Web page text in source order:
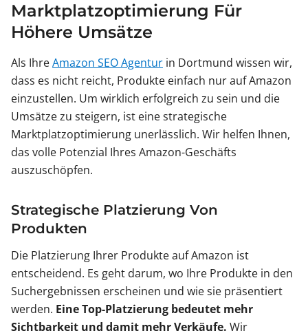
Marktplatzoptimierung Für
Höhere Umsätze
Als IhreAmazon SEO Agentur in Dortmund wissen wir,
dass es nicht reicht, Produkte einfach nur auf Amazon
einzustellen. Um wirklich erfolgreich zu sein und die
Umsätze zu steigern, ist eine strategische
Marktplatzoptimierung unerlässlich. Wir helfen Ihnen,
das volle Potenzial Ihres Amazon-Geschäfts
auszuschöpfen.
Strategische Platzierung Von
Produkten
Die Platzierung Ihrer Produkte auf Amazon ist
entscheidend. Es geht darum, wo Ihre Produkte in den
Suchergebnissen erscheinen und wie sie präsentiert
werden. Eine Top-Platzierung bedeutet mehr
Sichtbarkeit und damit mehr Verkäufe. Wir